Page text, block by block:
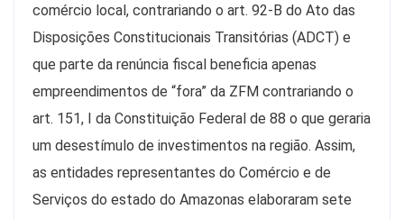
comércio local, contrariando o art. 92-B do Ato das
Disposições Constitucionais Transitórias (ADCT) e
que parte da renúncia fiscal beneficia apenas
empreendimentos de “fora” da ZFM contrariando o
art. 151, I da Constituição Federal de 88 o que geraria
um desestímulo de investimentos na região. Assim,
as entidades representantes do Comércio e de
Serviços do estado do Amazonas elaboraram sete